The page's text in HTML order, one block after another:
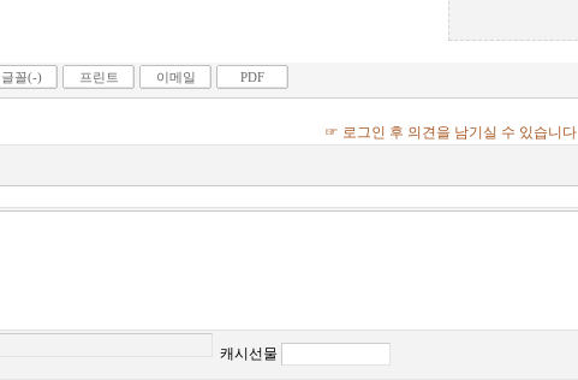
글꼴(-) 프린트 이메일 PDF
☞ 로그인 후 의견을 남기실 수 있습니다
캐시선물